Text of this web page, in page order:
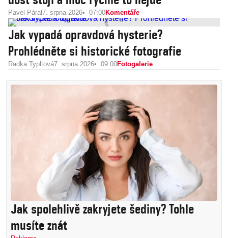
Pavel Páral 7. srpna 2026 07:00Komentáře
Jak vypadá opravdová hysterie?
Prohlédněte si historické fotografie
Radka Typltová7. srpna 2026 09:00Fotogalerie
Jak spolehlivě zakryjete šediny? Tohle
musíte znát